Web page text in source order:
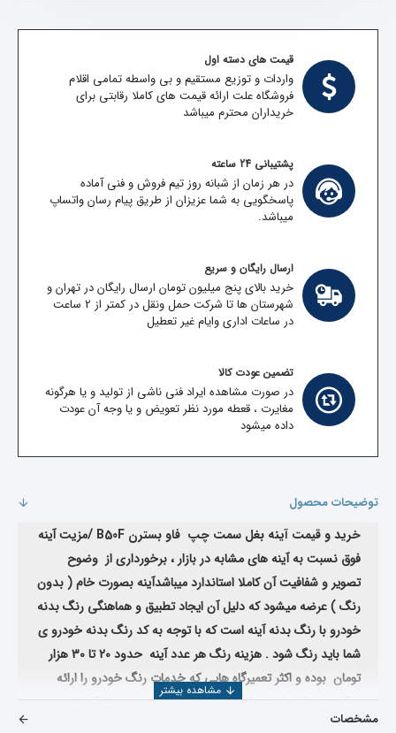
قیمت های دسته اول
واردات و توزیع مستقیم و بی واسطه تمامی اقلام
فروشگاه علت ارائه قیمت های کاملا رقابتی برای
خریداران محترم میباشد
پشتیبانی 24 ساعته
در هر زمان از شبانه روز تیم فروش و فنی آماده
پاسخگویی به شما عزیزان از طریق پیام رسان واتساپ
میباشد.
ارسال رایگان و سریع
خرید بالای پنج میلیون تومان ارسال رایگان در تهران و
شهرستان ها تا شرکت حمل ونقل در کمتر از 2 ساعت
در ساعات اداری وایام غیر تعطیل
تضمین عودت کالا
در صورت مشاهده ایراد فنی ناشی از تولید و یا هرگونه
مغایرت ، قعطه مورد نظر تعویض و یا وجه آن عودت
داده میشود
توضیحات محصول
خرید و قیمت آینه بغل سمت چپ فاو بسترن B50F /مزیت آینه
فوق نسبت به آینه های مشابه در بازار ، برخورداری از وضوح
تصویر و شفافیت آن کاملا استاندارد میباشدآینه بصورت خام ( بدون
رنگ ) عرضه میشود که دلیل آن ایجاد تطبیق و هماهنگی رنگ بدنه
خودرو با رنگ بدنه آینه است که با توجه به کد رنگ بدنه خودرو ی
شما باید رنگ شود . هزینه رنگ هر عدد آینه حدود 20 تا 30 هزار
تومان بوده و اکثر تعمیرگاه هایی که خدمات رنگ خودرو را ارائه
میکنند این کار را برای شما انجام میدهند ولی در صورتیکه نیاز به
کمک جهت رنگ یا نصب آینه دارید لطفا"با واحد فروش شرکت
مشخصات